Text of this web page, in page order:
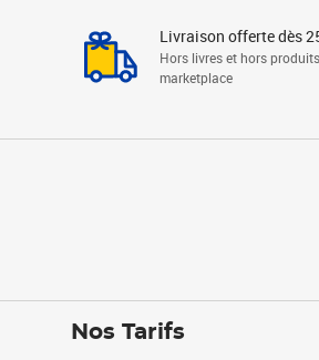
Livraison offerte dès
Hors livres et hors produits
marketplace
Nos Tarifs